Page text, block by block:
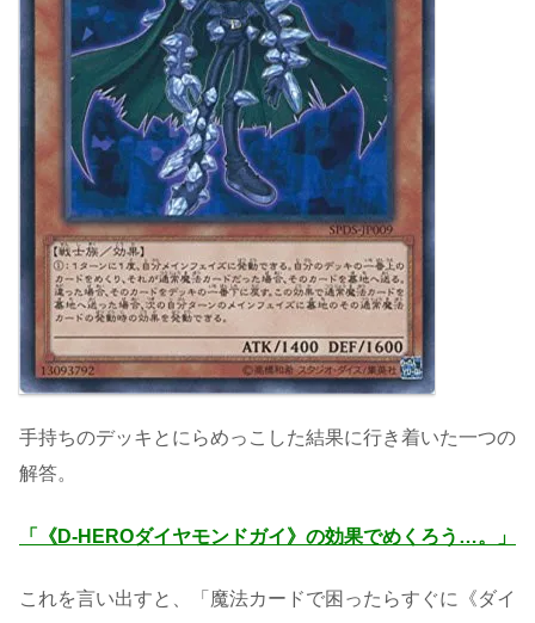
手持ちのデッキとにらめっこした結果に行き着いた一つの
解答。
「《D-HEROダイヤモンドガイ》の効果でめくろう…。」
これを言い出すと、「魔法カードで困ったらすぐに《ダイ